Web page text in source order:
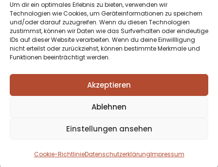
Um dir ein optimales Erlebnis zu bieten, verwenden wir
Technologien wie Cookies, um Geräteinformationen zu speichern
und/oder darauf zuzugreifen. Wenn du diesen Technologien
zustimmst, können wir Daten wie das Surfverhalten oder eindeutige
IDs auf dieser Website verarbeiten. Wenn du deine Einwillligung
nicht erteilst oder zurückziehst, können bestimmte Merkmale und
Funktionen beeinträchtigt werden.
Akzeptieren
Ablehnen
Einstellungen ansehen
Cookie-RichtlinieDatenschutzerklärungImpressum
Datenschutzerklärung|Impressum
Kontakt|Cookie Einstellungen